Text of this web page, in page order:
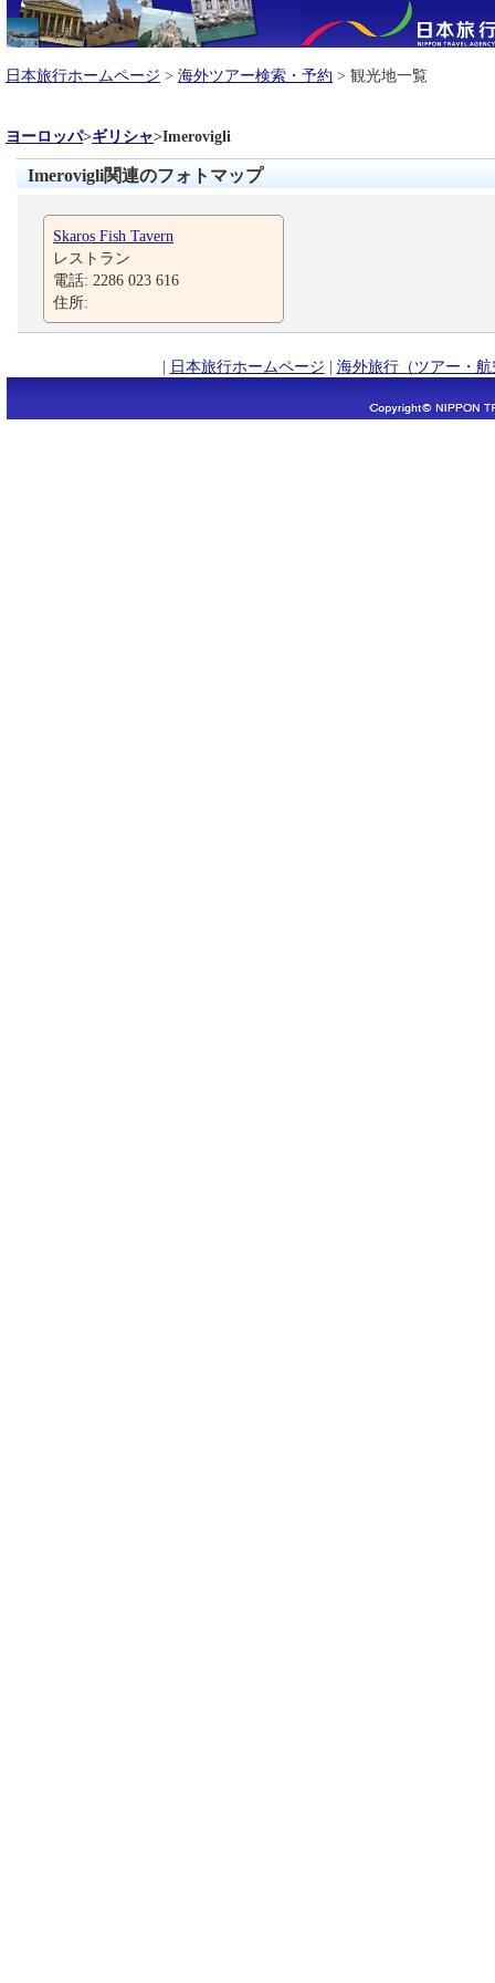
日本旅行ホームページ > 海外ツアー検索・予約 > 観光地一覧
ヨーロッパ>ギリシャ>Imerovigli
Imerovigli関連のフォトマップ
Skaros Fish Tavern
レストラン
電話: 2286 023 616
住所:
| 日本旅行ホームページ | 海外旅行（ツアー・航